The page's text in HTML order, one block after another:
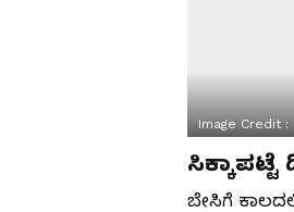
Image Credit :
ಬೇಸಿಗೆ